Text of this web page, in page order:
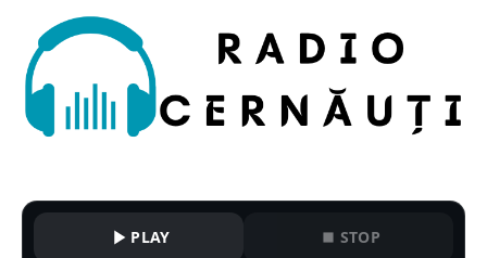
PLAY STOP